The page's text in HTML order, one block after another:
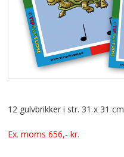
VIDEO
SPECIALPRODUKTER
12 gulvbrikker i str. 31 x 31 cm
Ex. moms 656,- kr.